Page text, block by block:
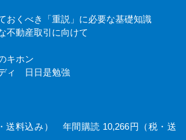
おくべき「重説」に必要な基礎知識
不動産取引に向けて
キホン
ィ 日日是勉強
送料込み） 年間購読 10,266円（税・送